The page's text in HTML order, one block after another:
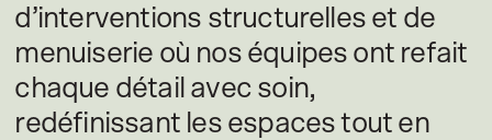
d’interventions structurelles et de
menuiserie où nos équipes ont refait
chaque détail avec soin,
redéfinissant les espaces tout en